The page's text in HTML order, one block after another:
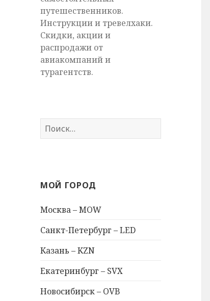
путешественников.
Инструкции и тревелхаки.
Скидки, акции и
распродажи от
авиакомпаний и
турагентств.
Найти:
МОЙ ГОРОД
Москва – MOW
Санкт-Петербург – LED
Казань – KZN
Екатеринбург – SVX
Новосибирск – OVB